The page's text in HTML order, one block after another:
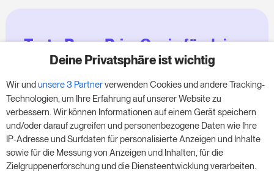
Teste RoomPriceGenie für deine
Zimmer
Nutze unsere 14-tägige Testversion und steigere
deinen Umsatz jetzt – ganz ohne Verpflichtung.
Buche einen Termin, um deine kostenlose 14-
tägige Testphase zu starten.
Deine Privatsphäre ist wichtig
Wir undunsere 3 Partnerverwenden Cookies und andere Tracking-
Technologien, um Ihre Erfahrung auf unserer Website zu
verbessern. Wir können Informationen auf einem Gerät speichern
und/oder darauf zugreifen und personenbezogene Daten wie Ihre
IP-Adresse und Surfdaten für personalisierte Anzeigen und Inhalte
sowie für die Messung von Anzeigen und Inhalten, für die
Zielgruppenerforschung und die Diensteentwicklung verarbeiten.